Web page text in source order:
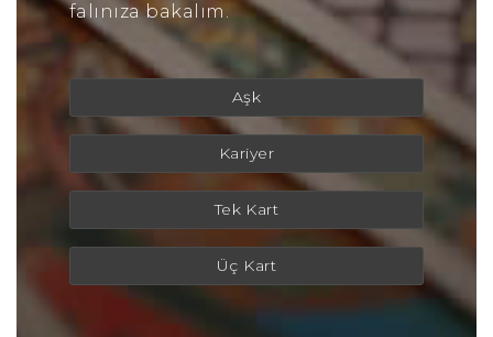
falınıza bakalım.
Aşk
Kariyer
Tek Kart
Üç Kart